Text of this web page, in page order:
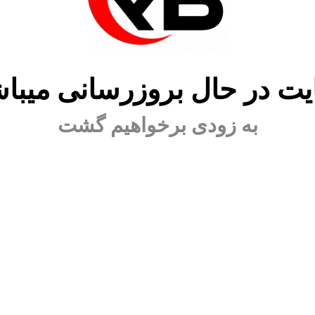
در حال بروزرسانی
به زودی برخواهیم گشت